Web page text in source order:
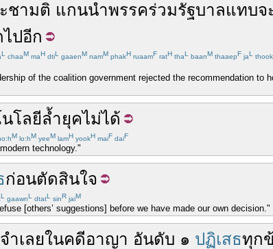
ชามติ แกนนำพรรคร่วมรัฐบาลแทบจ
ปอีก
L chaaM maH dtiL gaaenM namM phakH ruaamF ratH thaL baanM thaaepF jaL thook
of the coalition government rejected the recommendation to
โลยีล้ำยุคไม่ได้
M lo:hM yeeM lamH yookH maiF daiF
technology."
ก่อนตัดสินใจ
L gaawnL dtatL sinR jaiM
[others’ suggestions] before we have made our own decision."
จำเลยในคดีอาญา อันดับ ๑ ปฏิเสธทุก